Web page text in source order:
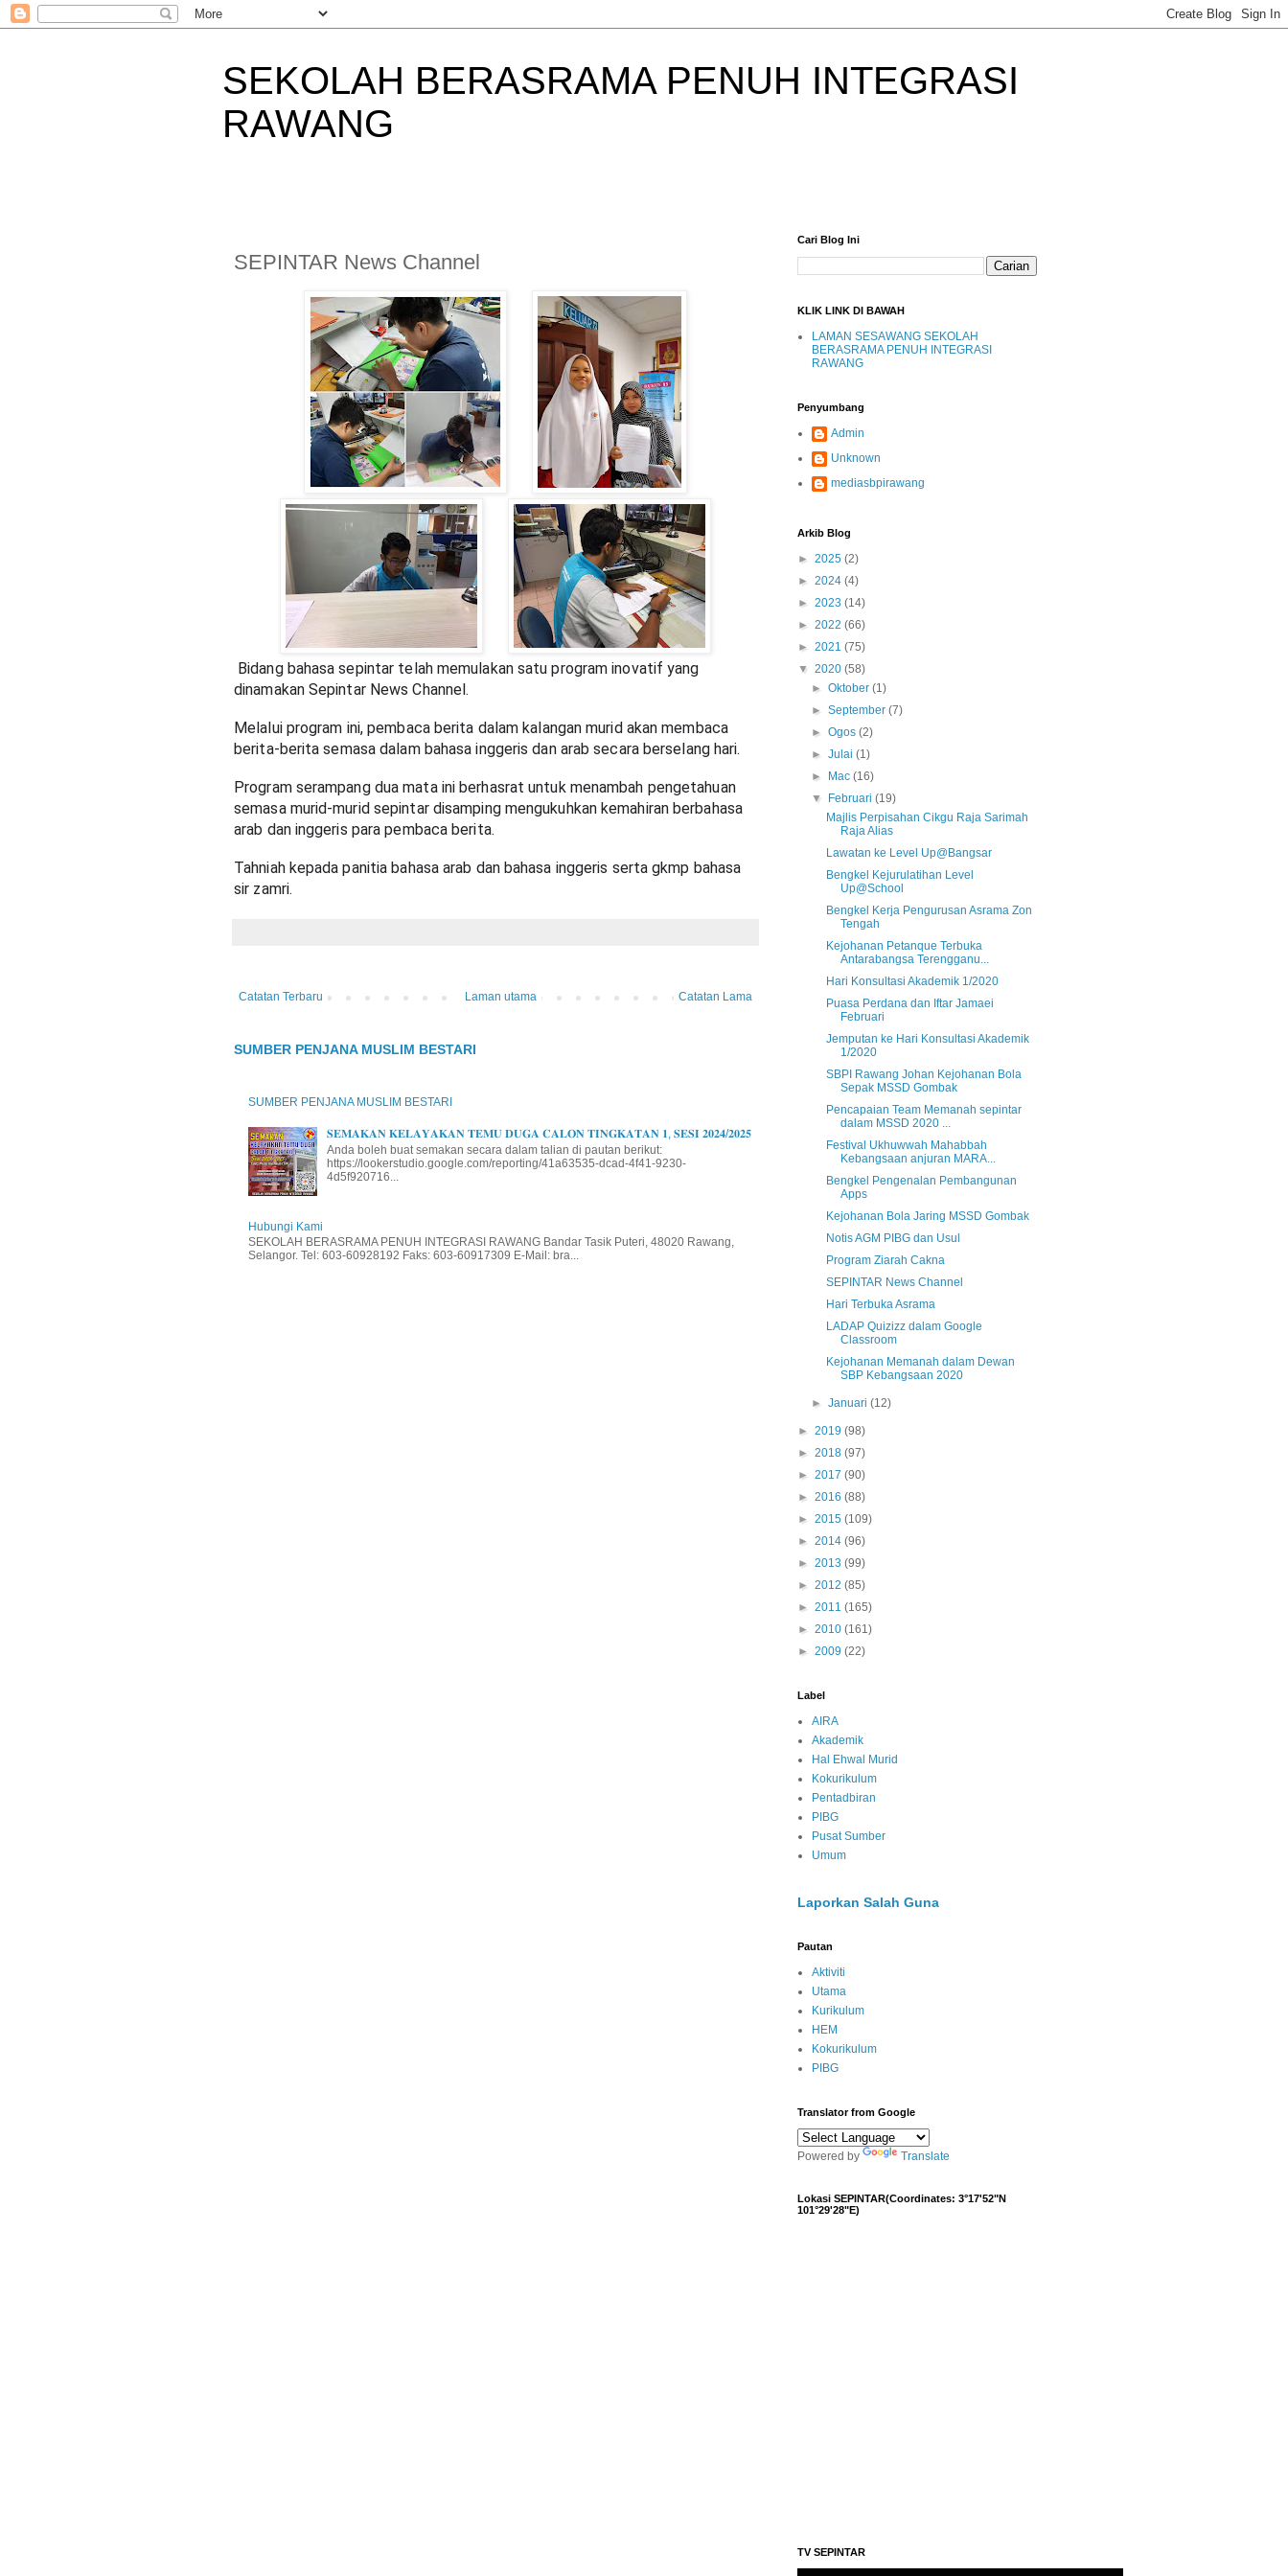
SEKOLAH BERASRAMA PENUH INTEGRASI
RAWANG
SEPINTAR News Channel
Bidang bahasa sepintar telah memulakan satu program inovatif yang
dinamakan Sepintar News Channel.
Melalui program ini, pembaca berita dalam kalangan murid akan membaca
berita-berita semasa dalam bahasa inggeris dan arab secara berselang hari.
Program serampang dua mata ini berhasrat untuk menambah pengetahuan
semasa murid-murid sepintar disamping mengukuhkan kemahiran berbahasa
arab dan inggeris para pembaca berita.
Tahniah kepada panitia bahasa arab dan bahasa inggeris serta gkmp bahasa
sir zamri.
Catatan Terbaru Catatan Lama
Laman utama
SUMBER PENJANA MUSLIM BESTARI
SUMBER PENJANA MUSLIM BESTARI
𝐒𝐄𝐌𝐀𝐊𝐀𝐍 𝐊𝐄𝐋𝐀𝐘𝐀𝐊𝐀𝐍 𝐓𝐄𝐌𝐔 𝐃𝐔𝐆𝐀 𝐂𝐀𝐋𝐎𝐍 𝐓𝐈𝐍𝐆𝐊𝐀𝐓𝐀𝐍 𝟏, 𝐒𝐄𝐒𝐈 𝟐𝟎𝟐𝟒/𝟐𝟎𝟐𝟓
Anda boleh buat semakan secara dalam talian di pautan berikut:
https://lookerstudio.google.com/reporting/41a63535-dcad-4f41-9230-
4d5f920716...
Hubungi Kami
SEKOLAH BERASRAMA PENUH INTEGRASI RAWANG Bandar Tasik Puteri, 48020 Rawang,
Selangor. Tel: 603-60928192 Faks: 603-60917309 E-Mail: bra...
Cari Blog Ini
KLIK LINK DI BAWAH
LAMAN SESAWANG SEKOLAH
BERASRAMA PENUH INTEGRASI
RAWANG
Penyumbang
Admin
Unknown
mediasbpirawang
Arkib Blog
► 2025 (2)
► 2024 (4)
► 2023 (14)
► 2022 (66)
► 2021 (75)
▼ 2020 (58)
►Oktober(1)
►September(7)
►Ogos(2)
►Julai(1)
►
Mac(16)
▼
Februari(19)
Majlis Perpisahan Cikgu Raja Sarimah
Raja Alias
Lawatan ke Level Up@Bangsar
Bengkel Kejurulatihan Level
Up@School
Bengkel Kerja Pengurusan Asrama Zon
Tengah
Kejohanan Petanque Terbuka
Antarabangsa Terengganu...
Hari Konsultasi Akademik 1/2020
Puasa Perdana dan Iftar Jamaei
Februari
Jemputan ke Hari Konsultasi Akademik
1/2020
SBPI Rawang Johan Kejohanan Bola
Sepak MSSD Gombak
Pencapaian Team Memanah sepintar
dalam MSSD 2020 ...
Festival Ukhuwwah Mahabbah
Kebangsaan anjuran MARA...
Bengkel Pengenalan Pembangunan
Apps
Kejohanan Bola Jaring MSSD Gombak
Notis AGM PIBG dan Usul
Program Ziarah Cakna
SEPINTAR News Channel
Hari Terbuka Asrama
LADAP Quizizz dalam Google
Classroom
Kejohanan Memanah dalam Dewan
SBP Kebangsaan 2020
►Januari(12)
► 2019 (98)
► 2018 (97)
► 2017 (90)
► 2016 (88)
► 2015 (109)
► 2014 (96)
► 2013 (99)
► 2012 (85)
► 2011 (165)
► 2010 (161)
► 2009 (22)
Label
AIRA
Akademik
Hal Ehwal Murid
Kokurikulum
Pentadbiran
PIBG
Pusat Sumber
Umum
Laporkan Salah Guna
Pautan
Aktiviti
Utama
Kurikulum
HEM
Kokurikulum
PIBG
Translator from Google
Powered by Translate
Lokasi SEPINTAR(Coordinates: 3°17'52"N
101°29'28"E)
TV SEPINTAR